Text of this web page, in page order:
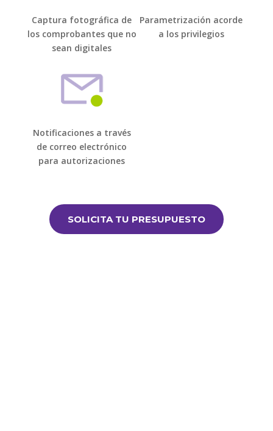
Captura fotográfica de
los comprobantes que no
sean digitales
Parametrización acorde
a los privilegios
Notificaciones a través
de correo electrónico
para autorizaciones
SOLICITA TU PRESUPUESTO